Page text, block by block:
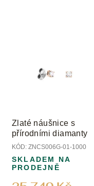
Zlaté náušnice s
přírodními diamanty
KÓD: ZNCS006G-01-1000
SKLADEM NA
PRODEJNĚ